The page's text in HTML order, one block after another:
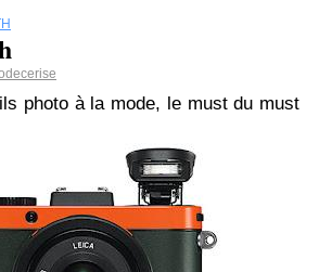
photo à la mode, le must du must